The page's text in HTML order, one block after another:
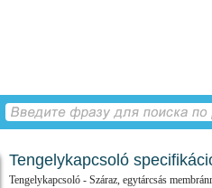
Tengelykapcsoló
Tengelykapcsoló - Száraz, egytárcsás